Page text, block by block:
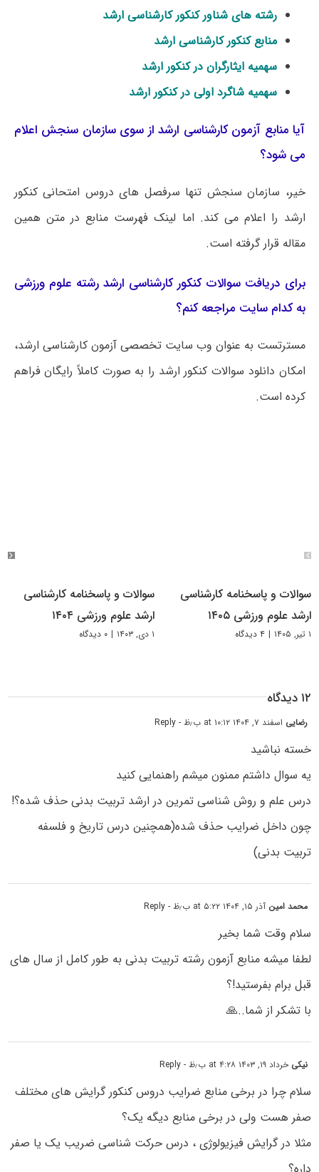
رشته های شناور کنکور کارشناسی ارشد
منابع کنکور کارشناسی ارشد
سهمیه ایثارگران در کنکور ارشد
سهمیه شاگرد اولی در کنکور ارشد
آیا منابع آزمون کارشناسی ارشد از سوی سازمان سنجش اعلام
می شود؟
خیر، سازمان سنجش تنها سرفصل های دروس امتحانی کنکور
ارشد را اعلام می کند. اما لینک فهرست منابع در متن همین
مقاله قرار گرفته است.
برای دریافت سوالات کنکور کارشناسی ارشد رشته علوم ورزشی
به کدام سایت مراجعه کنم؟
مسترتست به عنوان وب سایت تخصصی آزمون کارشناسی ارشد،
امکان دانلود سوالات کنکور ارشد را به صورت کاملاً رایگان فراهم
کرده است.
سوالات و پاسخنامه کارشناسی
ارشد علوم ورزشی ۱۴۰۵
۱ تیر, ۱۴۰۵ | ۴ دیدگاه
سوالات و پاسخنامه کارشناسی
ارشد علوم ورزشی ۱۴۰۴
۱ دی, ۱۴۰۳ | ۰ دیدگاه
۱۲ دیدگاه
رضایی اسفند ۷, ۱۴۰۴ at ۱۰:۱۲ ب٫ظ - Reply
خسته نباشید
یه سوال داشتم ممنون میشم راهنمایی کنید
درس علم و روش شناسی تمرین در ارشد تربیت بدنی حذف شده؟!
چون داخل ضرایب حذف شده(همچنین درس تاریخ و فلسفه
تربیت بدنی)
محمد امین آذر ۱۵, ۱۴۰۴ at ۵:۲۲ ب٫ظ - Reply
سلام وقت شما بخیر
لطفا میشه منابع آزمون رشته تربیت بدنی به طور کامل از سال های
قبل برام بفرستید!؟
با تشکر از شما..🙏
نیکی خرداد ۱۹, ۱۴۰۳ at ۴:۲۸ ب٫ظ - Reply
سلام چرا در برخی منابع ضرایب دروس کنکور گرایش های مختلف
صفر هست ولی در برخی منابع دیگه یک؟
مثلا در گرایش فیزیولوژی ، درس حرکت شناسی ضریب یک یا صفر